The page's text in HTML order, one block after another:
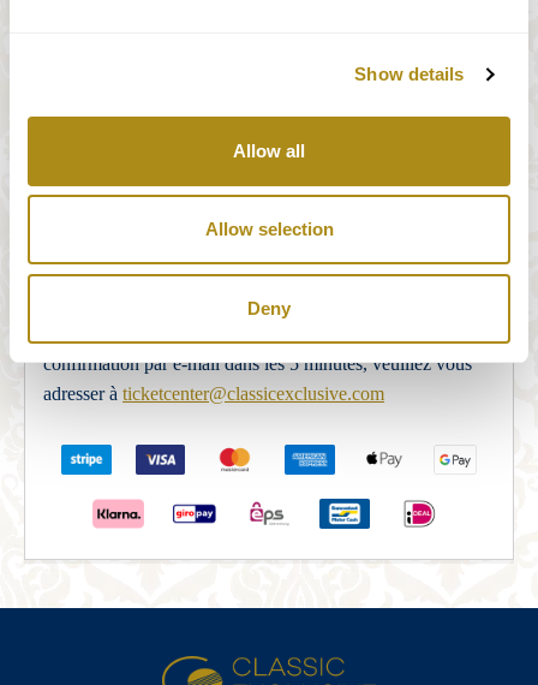
Show details
Allow all
Allow selection
Deny
Notre système de paiement est entièrement fourni et
le serveur de sécurité de STRIPE Payments afin de finaliser
le paiement. Une fois le paiement terminé, la réservation est
confirmation par e-mail dans les 5 minutes, veuillez vous
adresser à ticketcenter@classicexclusive.com